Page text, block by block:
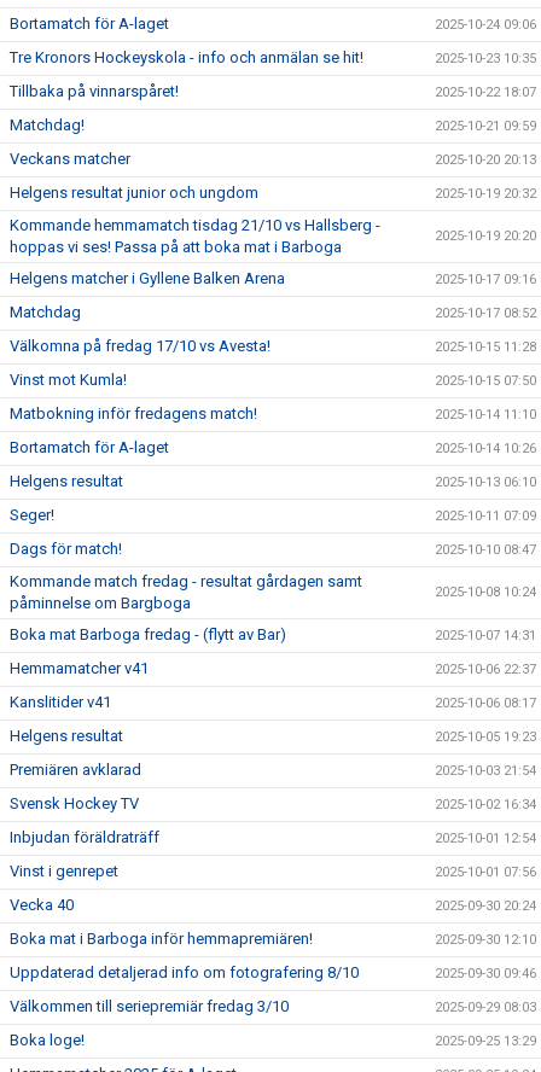
Bortamatch för A-laget 2025-10-24 09:06
Tre Kronors Hockeyskola - info och anmälan se hit! 2025-10-23 10:35
Tillbaka på vinnarspåret! 2025-10-22 18:07
Matchdag! 2025-10-21 09:59
Veckans matcher 2025-10-20 20:13
Helgens resultat junior och ungdom 2025-10-19 20:32
Kommande hemmamatch tisdag 21/10 vs Hallsberg -
hoppas vi ses! Passa på att boka mat i Barboga
2025-10-19 20:20
Helgens matcher i Gyllene Balken Arena 2025-10-17 09:16
Matchdag 2025-10-17 08:52
Välkomna på fredag 17/10 vs Avesta! 2025-10-15 11:28
Vinst mot Kumla! 2025-10-15 07:50
Matbokning inför fredagens match! 2025-10-14 11:10
Bortamatch för A-laget 2025-10-14 10:26
Helgens resultat 2025-10-13 06:10
Seger! 2025-10-11 07:09
Dags för match! 2025-10-10 08:47
Kommande match fredag - resultat gårdagen samt
påminnelse om Bargboga
2025-10-08 10:24
Boka mat Barboga fredag - (flytt av Bar) 2025-10-07 14:31
Hemmamatcher v41 2025-10-06 22:37
Kanslitider v41 2025-10-06 08:17
Helgens resultat 2025-10-05 19:23
Premiären avklarad 2025-10-03 21:54
Svensk Hockey TV 2025-10-02 16:34
Inbjudan föräldraträff 2025-10-01 12:54
Vinst i genrepet 2025-10-01 07:56
Vecka 40 2025-09-30 20:24
Boka mat i Barboga inför hemmapremiären! 2025-09-30 12:10
Uppdaterad detaljerad info om fotografering 8/10 2025-09-30 09:46
Välkommen till seriepremiär fredag 3/10 2025-09-29 08:03
Boka loge! 2025-09-25 13:29